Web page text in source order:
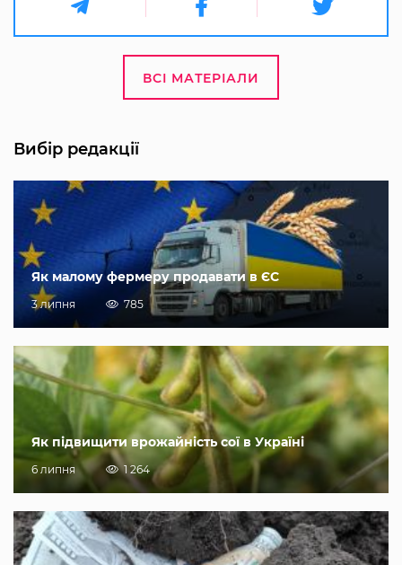
ВСІ МАТЕРІАЛИ
Вибір редакції
Як малому фермеру продавати в ЄС
3 липня 785
Як підвищити врожайність сої в Україні
6 липня 1 264